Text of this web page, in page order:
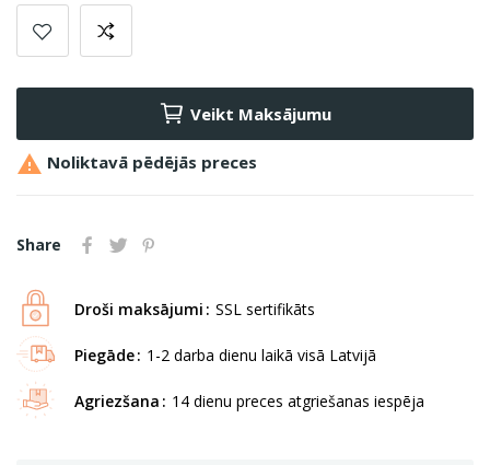
Veikt Maksājumu
 Noliktavā pēdējās preces
Share
Droši maksājumi SSL sertifikāts
Piegāde 1-2 darba dienu laikā visā Latvijā
Agriezšana 14 dienu preces atgriešanas iespēja